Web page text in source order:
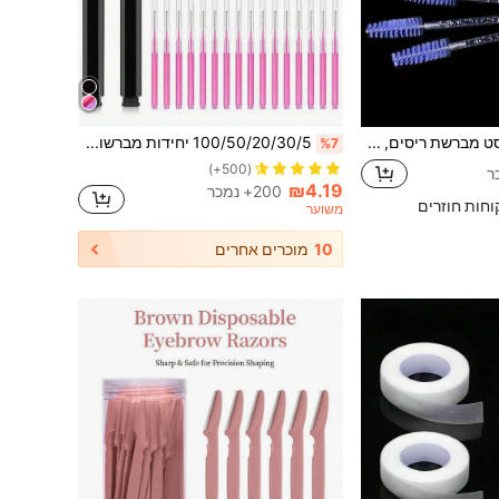
300 יחידות/סט מברשת ריסים, מברשת מסקרה לריסים, מברשת גבות חד פעמית גמישה, מברשת להארכת ריסים, מברשת גבות, מברשת שמן קיק, הגרלות
חוזרים
%7 100/50/20/30/5 יחידות מברשות מיני חד פעמיות לגבות, שרביטי מיקרו מסקרה גמישים, מברשות איפור, הרמת ריסים, צביעת גבות, צבע וכלי הארכה, איפור, זול, עיצוב חדר, איפור, טיולים, חדר שינה, אביזרי איפור, זול, מזכרות לגרביים, איפור, כלי איפור, דברים זולים, מתנות, מתנות לנשים, מתנות לחג המולד, מתנות, טיולים, דברים זולים, פריטים חיוניים לטיולים
(500+)
₪4.19 200+ נמכר
משוער
10 מוכרים אחרים